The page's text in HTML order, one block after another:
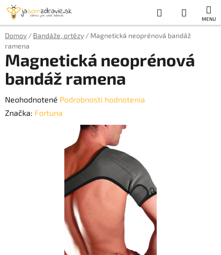
Prejsť
obsah
Hľadať
KOŠÍK
Domov / Bandáže, ortézy / Magnetická neoprénová bandáž
ramena
Magnetická neoprénová
bandáž ramena
Priemerné
hodnotenie
Neohodnotené Podrobnosti hodnotenia
Značka: Fortuna